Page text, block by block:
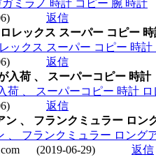
ミラノ 時計 コピー 腕 時計
返信
レックス スーパー コピー
ックス スーパー コピー 時計
返信
入荷 、 スーパーコピー 時
荷 、 スーパーコピー 時計
返信
ン 、 フランクミュラー ロン
、 フランクミュラー ロング
(2019-06-29)
返信